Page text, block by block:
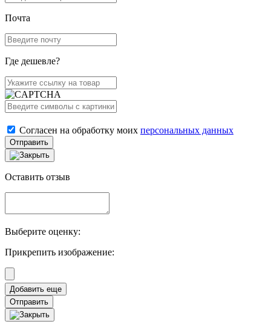
Почта
Где дешевле?
Согласен на обработку моих персональных данных
Отправить
Оставить отзыв
Выберите оценку:
Прикрепить изображение:
Отправить